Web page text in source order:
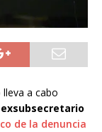
lleva a cabo
de la denuncia